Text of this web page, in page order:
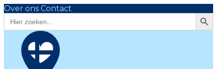
Over ons Contact
Zoek
naar: